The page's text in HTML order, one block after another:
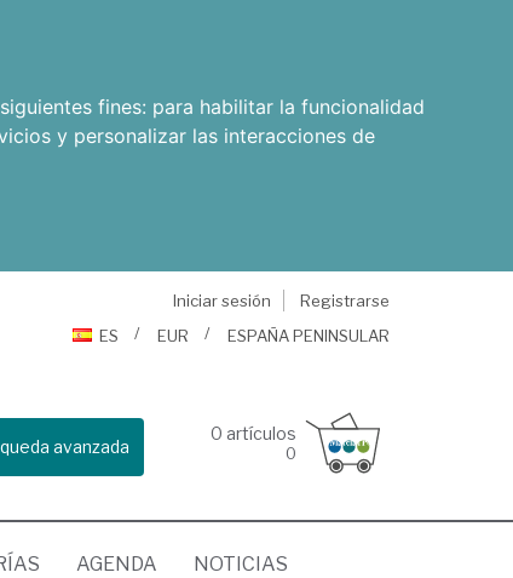
fines: para habilitar la funcionalidad
y personalizar las interacciones de
Iniciar sesión
Registrarse
ES
EUR ESPAÑA PENINSULAR
avanzada
0 artículos
0
AGENDA NOTICIAS